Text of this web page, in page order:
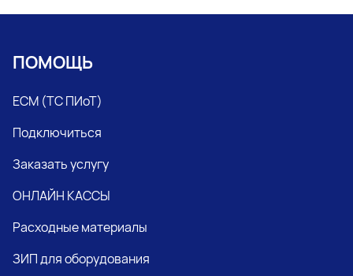
ПОМОЩЬ
ЕСМ (ТС ПИоТ)
Подключиться
Заказать услугу
ОНЛАЙН КАССЫ
Расходные материалы
ЗИП для оборудования